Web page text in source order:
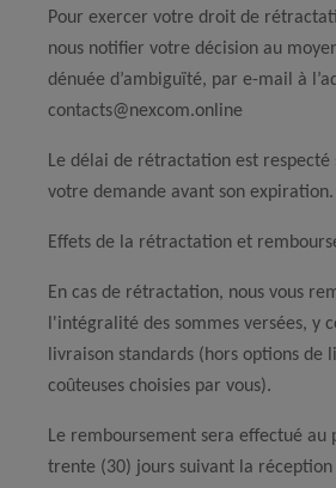
Pour exercer votre droit de
nous notifier votre décision au
dénuée d’ambiguïté, par e-mail à
contacts@nexcom.online
Le délai de rétractation est respecté
votre demande avant son expiration.
Effets de la rétractation et
En cas de rétractation, nous vous
l'intégralité des sommes versées, y
livraison standards (hors options de
coûteuses choisies par vous).
Le remboursement sera effectué au
trente (30) jours suivant la